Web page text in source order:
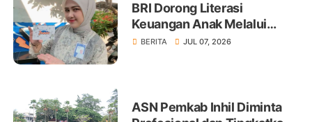
BRI Dorong Literasi
Keuangan Anak Melalui
Produk BritAma Junio
BERITA JUL 07, 2026
ASN Pemkab Inhil Diminta